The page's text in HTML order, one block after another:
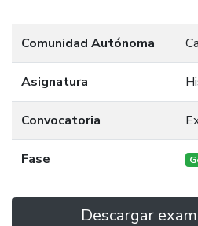
Comunidad Autónoma
Asignatura
Convocatoria
Fase
Descargar